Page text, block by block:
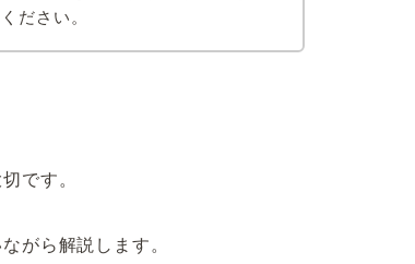
ださい。
です。
がら解説します。